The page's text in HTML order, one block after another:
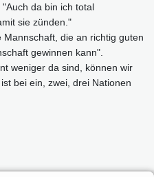
da bin ich total
sie zünden."
die an richtig guten
gewinnen kann".
weniger da sind, können wir
bei ein, zwei, drei Nationen